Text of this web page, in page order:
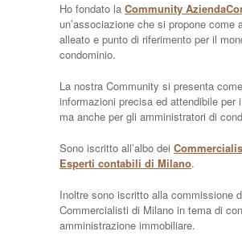
Ho fondato la Community
un’associazione che si propone come
alleato e punto di riferimento per il
condominio.
La nostra Community si presenta
informazioni precisa ed attendibile per
ma anche per gli amministratori di
Sono iscritto all’albo dei
Esperti contabili di Milano.
Inoltre sono iscritto alla commissione
Commercialisti di Milano in tema di
amministrazione immobiliare.